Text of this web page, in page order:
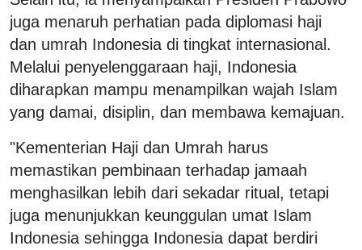
juga menaruh perhatian pada diplomasi haji
dan umrah Indonesia di tingkat internasional.
Melalui penyelenggaraan haji, Indonesia
diharapkan mampu menampilkan wajah Islam
yang damai, disiplin, dan membawa kemajuan.
"Kementerian Haji dan Umrah harus
memastikan pembinaan terhadap jamaah
menghasilkan lebih dari sekadar ritual, tetapi
juga menunjukkan keunggulan umat Islam
Indonesia sehingga Indonesia dapat berdiri